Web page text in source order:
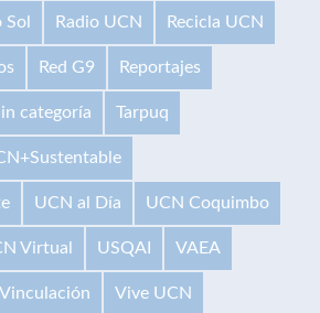
Sol Radio UCN Recicla UCN
Red G9 Reportajes
categoría Tarpuq
UCN al Día UCN Coquimbo
Virtual USQAI VAEA
Vinculación Vive UCN